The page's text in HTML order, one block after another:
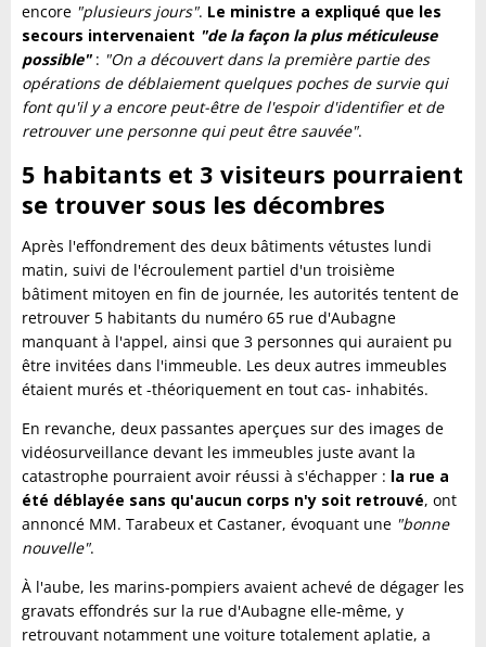
encore "plusieurs jours". Le ministre a expliqué que les
secours intervenaient "de la façon la plus méticuleuse
possible" : "On a découvert dans la première partie des
opérations de déblaiement quelques poches de survie qui
font qu'il y a encore peut-être de l'espoir d'identifier et de
retrouver une personne qui peut être sauvée".
5 habitants et 3 visiteurs pourraient
se trouver sous les décombres
Après l'effondrement des deux bâtiments vétustes lundi
matin, suivi de l'écroulement partiel d'un troisième
bâtiment mitoyen en fin de journée, les autorités tentent de
retrouver 5 habitants du numéro 65 rue d'Aubagne
manquant à l'appel, ainsi que 3 personnes qui auraient pu
être invitées dans l'immeuble. Les deux autres immeubles
étaient murés et -théoriquement en tout cas- inhabités.
En revanche, deux passantes aperçues sur des images de
vidéosurveillance devant les immeubles juste avant la
catastrophe pourraient avoir réussi à s'échapper : la rue a
été déblayée sans qu'aucun corps n'y soit retrouvé, ont
annoncé MM. Tarabeux et Castaner, évoquant une "bonne
nouvelle".
À l'aube, les marins-pompiers avaient achevé de dégager les
gravats effondrés sur la rue d'Aubagne elle-même, y
retrouvant notamment une voiture totalement aplatie, a